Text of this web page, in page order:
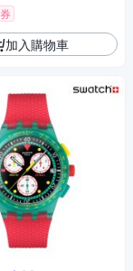
券
加入購物車